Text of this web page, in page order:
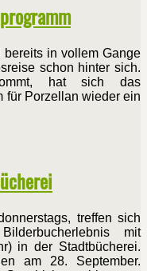
in vollem Gange
schon hinter sich.
hat sich das
für Porzellan wieder ein
treffen sich
mit
in der Stadtbücherei.
am 28. September.